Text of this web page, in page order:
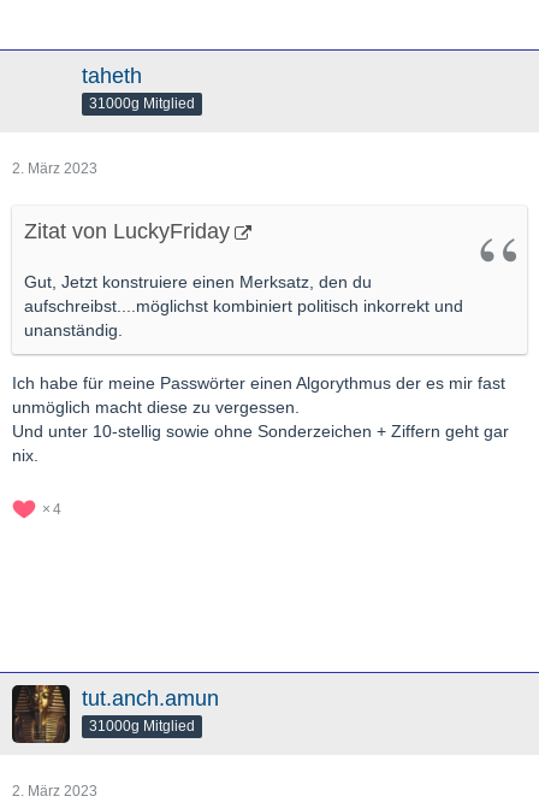
taheth
31000g Mitglied
2. März 2023
Zitat von LuckyFriday
Gut, Jetzt konstruiere einen Merksatz, den du
aufschreibst....möglichst kombiniert politisch inkorrekt und
unanständig.
Ich habe für meine Passwörter einen Algorythmus der es mir fast
unmöglich macht diese zu vergessen.
Und unter 10-stellig sowie ohne Sonderzeichen + Ziffern geht gar
nix.
4
tut.anch.amun
31000g Mitglied
2. März 2023